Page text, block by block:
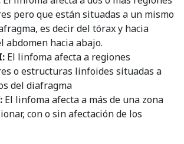
pero que están situadas a un mismo
es decir del tórax y hacia
abdomen hacia abajo.
El linfoma afecta a regiones
o estructuras linfoides situadas a
del diafragma
El linfoma afecta a más de una zona
con o sin afectación de los